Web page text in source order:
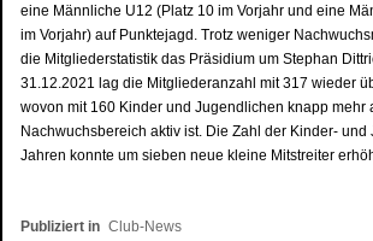
eine Männliche U12 (Platz 10 im Vorjahr und eine
im Vorjahr) auf Punktejagd. Trotz weniger
die Mitgliederstatistik das Präsidium um Stephan
31.12.2021 lag die Mitgliederanzahl mit 317 wieder
wovon mit 160 Kinder und Jugendlichen knapp mehr
Nachwuchsbereich aktiv ist. Die Zahl der Kinder-
Jahren konnte um sieben neue kleine Mitstreiter
Publiziert in Club-News